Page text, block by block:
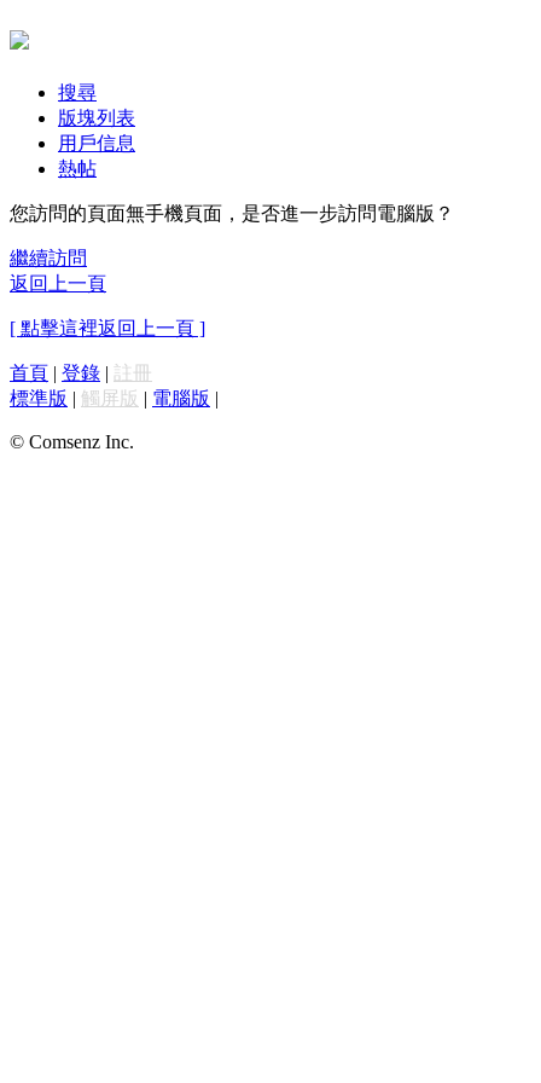
搜尋
版塊列表
用戶信息
熱帖
您訪問的頁面無手機頁面，是否進一步訪問電腦版？
繼續訪問
返回上一頁
[ 點擊這裡返回上一頁 ]
首頁 | 登錄 | 註冊
標準版 | 觸屏版 | 電腦版 |
© Comsenz Inc.